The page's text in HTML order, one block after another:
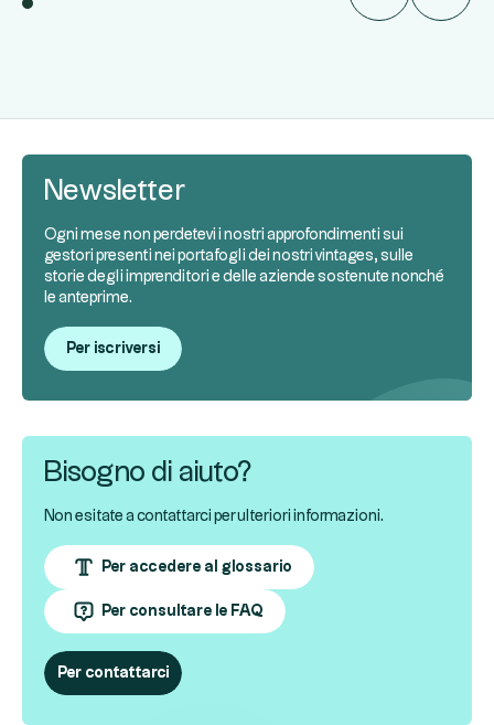
Newsletter
Ogni mese non perdetevi i nostri approfondimenti sui
gestori presenti nei portafogli dei nostri vintages, sulle
storie degli imprenditori e delle aziende sostenute nonché
le anteprime.
Per iscriversi
Bisogno di aiuto?
Non esitate a contattarci per ulteriori informazioni.
Per accedere al glossario
Per consultare le FAQ
Per contattarci